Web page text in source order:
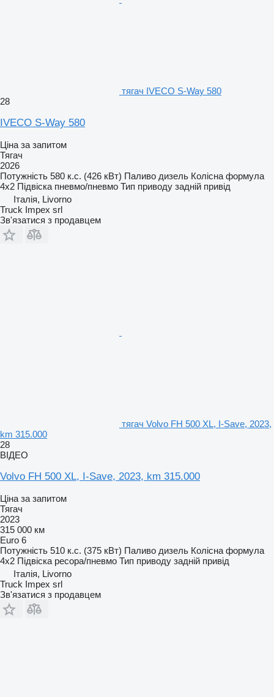
тягач IVECO S-Way 580
28
IVECO S-Way 580
Ціна за запитом
Тягач
2026
Потужність 580 к.с. (426 кВт) Паливо дизель Колісна формула
4x2 Підвіска пневмо/пневмо Тип приводу задній привід
Італія, Livorno
Truck Impex srl
Зв'язатися з продавцем
тягач Volvo FH 500 XL, I-Save, 2023,
km 315.000
28
ВІДЕО
Volvo FH 500 XL, I-Save, 2023, km 315.000
Ціна за запитом
Тягач
2023
315 000 км
Euro 6
Потужність 510 к.с. (375 кВт) Паливо дизель Колісна формула
4x2 Підвіска ресора/пневмо Тип приводу задній привід
Італія, Livorno
Truck Impex srl
Зв'язатися з продавцем